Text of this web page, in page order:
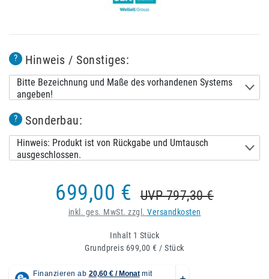
? Hinweis / Sonstiges:
Bitte Bezeichnung und Maße des vorhandenen Systems
angeben!
? Sonderbau:
Hinweis: Produkt ist von Rückgabe und Umtausch
ausgeschlossen.
699,00 € UVP 797,30 €
inkl. ges. MwSt. zzgl. Versandkosten
Inhalt 1 Stück
Grundpreis 699,00 € / Stück